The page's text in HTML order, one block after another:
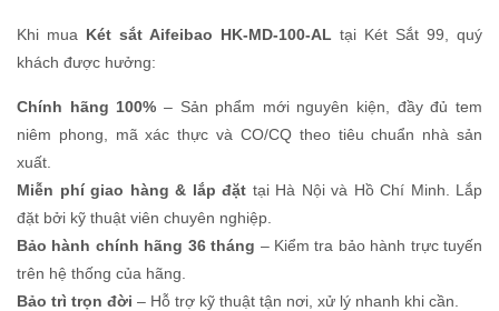
Khi mua Két sắt Aifeibao HK-MD-100-AL tại Két Sắt 99, quý
khách được hưởng:
Chính hãng 100% – Sản phẩm mới nguyên kiện, đầy đủ tem
niêm phong, mã xác thực và CO/CQ theo tiêu chuẩn nhà sản
xuất.
Miễn phí giao hàng & lắp đặt tại Hà Nội và Hồ Chí Minh. Lắp
đặt bởi kỹ thuật viên chuyên nghiệp.
Bảo hành chính hãng 36 tháng – Kiểm tra bảo hành trực tuyến
trên hệ thống của hãng.
Bảo trì trọn đời – Hỗ trợ kỹ thuật tận nơi, xử lý nhanh khi cần.